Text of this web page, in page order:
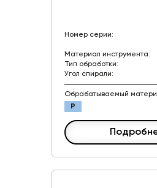
Номер серии:
Материал инструмента:
Тип обработки:
Угол спирали:
Обрабатываемый
P